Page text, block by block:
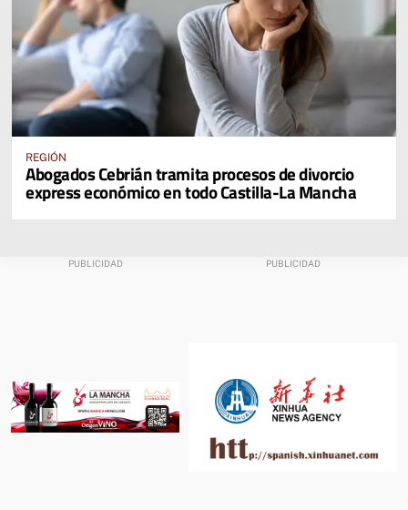
REGIÓN
Abogados Cebrián tramita procesos de divorcio
express económico en todo Castilla-La Mancha